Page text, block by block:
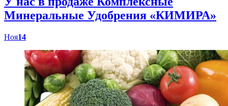
Минеральные Удобрения «КИМИРА»
Ноя14